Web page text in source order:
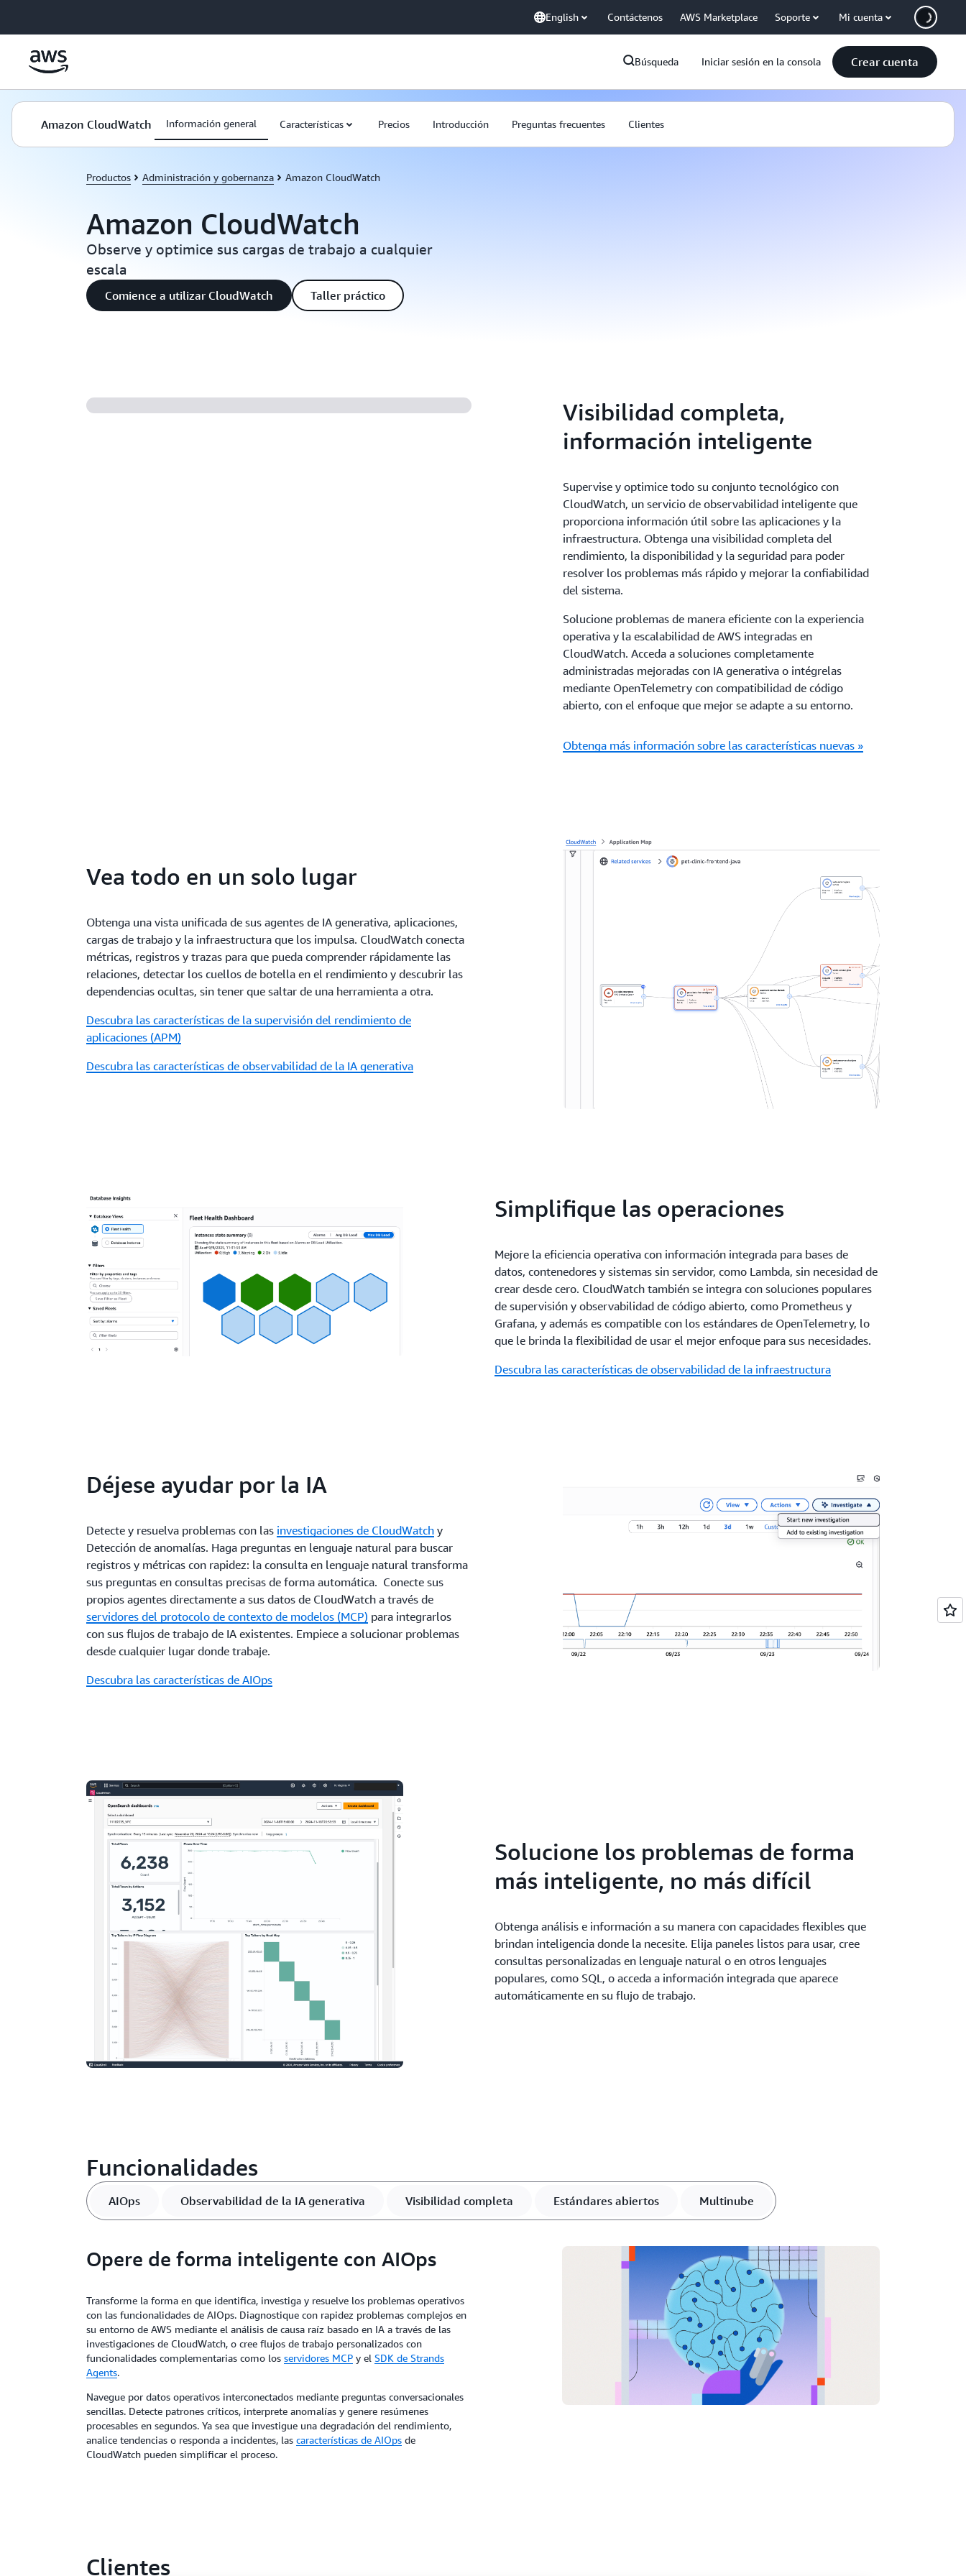
English Contáctenos AWS Marketplace Soporte Mi cuenta
Búsqueda Iniciar sesión en la consola Crear cuenta
Amazon CloudWatch Información general Características Precios Introducción Preguntas frecuentes Clientes
Productos Administración y gobernanza Amazon CloudWatch
Amazon CloudWatch
Observe y optimice sus cargas de trabajo a cualquier
escala
Comience a utilizar CloudWatch Taller práctico
Visibilidad completa,
información inteligente
Supervise y optimice todo su conjunto tecnológico con
CloudWatch, un servicio de observabilidad inteligente que
proporciona información útil sobre las aplicaciones y la
infraestructura. Obtenga una visibilidad completa del
rendimiento, la disponibilidad y la seguridad para poder
resolver los problemas más rápido y mejorar la confiabilidad
del sistema.
Solucione problemas de manera eficiente con la experiencia
operativa y la escalabilidad de AWS integradas en
CloudWatch. Acceda a soluciones completamente
administradas mejoradas con IA generativa o intégrelas
mediante OpenTelemetry con compatibilidad de código
abierto, con el enfoque que mejor se adapte a su entorno.
Obtenga más información sobre las características nuevas »
Vea todo en un solo lugar
Obtenga una vista unificada de sus agentes de IA generativa, aplicaciones,
cargas de trabajo y la infraestructura que los impulsa. CloudWatch conecta
métricas, registros y trazas para que pueda comprender rápidamente las
relaciones, detectar los cuellos de botella en el rendimiento y descubrir las
dependencias ocultas, sin tener que saltar de una herramienta a otra.
Descubra las características de la supervisión del rendimiento de
aplicaciones (APM)
Descubra las características de observabilidad de la IA generativa
Simplifique las operaciones
Mejore la eficiencia operativa con información integrada para bases de
datos, contenedores y sistemas sin servidor, como Lambda, sin necesidad de
crear desde cero. CloudWatch también se integra con soluciones populares
de supervisión y observabilidad de código abierto, como Prometheus y
Grafana, y además es compatible con los estándares de OpenTelemetry, lo
que le brinda la flexibilidad de usar el mejor enfoque para sus necesidades.
Descubra las características de observabilidad de la infraestructura
Déjese ayudar por la IA
Detecte y resuelva problemas con las investigaciones de CloudWatch y
Detección de anomalías. Haga preguntas en lenguaje natural para buscar
registros y métricas con rapidez: la consulta en lenguaje natural transforma
sus preguntas en consultas precisas de forma automática. Conecte sus
propios agentes directamente a sus datos de CloudWatch a través de
servidores del protocolo de contexto de modelos (MCP) para integrarlos
con sus flujos de trabajo de IA existentes. Empiece a solucionar problemas
desde cualquier lugar donde trabaje.
Descubra las características de AIOps
Solucione los problemas de forma
más inteligente, no más difícil
Obtenga análisis e información a su manera con capacidades flexibles que
brindan inteligencia donde la necesite. Elija paneles listos para usar, cree
consultas personalizadas en lenguaje natural o en otros lenguajes
populares, como SQL, o acceda a información integrada que aparece
automáticamente en su flujo de trabajo.
Funcionalidades
AIOps Observabilidad de la IA generativa Visibilidad completa Estándares abiertos Multinube
Opere de forma inteligente con AIOps
Transforme la forma en que identifica, investiga y resuelve los problemas operativos
con las funcionalidades de AIOps. Diagnostique con rapidez problemas complejos en
su entorno de AWS mediante el análisis de causa raíz basado en IA a través de las
investigaciones de CloudWatch, o cree flujos de trabajo personalizados con
funcionalidades complementarias como los servidores MCP y el SDK de Strands
Agents.
Navegue por datos operativos interconectados mediante preguntas conversacionales
sencillas. Detecte patrones críticos, interprete anomalías y genere resúmenes
procesables en segundos. Ya sea que investigue una degradación del rendimiento,
analice tendencias o responda a incidentes, las características de AIOps de
CloudWatch pueden simplificar el proceso.
Clientes